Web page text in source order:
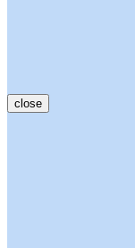
close